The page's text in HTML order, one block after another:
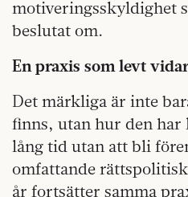
motiveringsskyldighet
beslutat om.
En praxis som levt
Det märkliga är inte
finns, utan hur den har
lång tid utan att bli
omfattande
år fortsätter samma